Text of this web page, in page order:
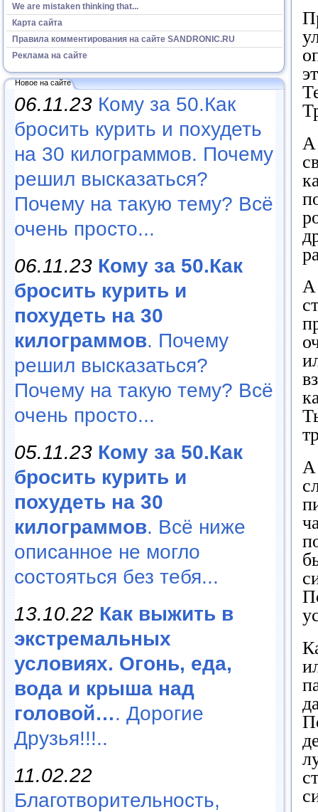
We are mistaken thinking that...
Карта сайта
Правила комментирования на сайте SANDRONIC.RU
Реклама на сайте
Новое на сайте
06.11.23 Кому за 50.Как
бросить курить и похудеть
на 30 килограммов. Почему
решил высказаться?
Почему на такую тему? Всё
очень просто...
06.11.23 Кому за 50.Как
бросить курить и
похудеть на 30
килограммов. Почему
решил высказаться?
Почему на такую тему? Всё
очень просто...
05.11.23 Кому за 50.Как
бросить курить и
похудеть на 30
килограммов. Всё ниже
описанное не могло
состояться без тебя...
13.10.22 Как выжить в
экстремальных
условиях. Огонь, еда,
вода и крыша над
головой…. Дорогие
Друзья!!!..
11.02.22
Благотворительность,
А
А
А